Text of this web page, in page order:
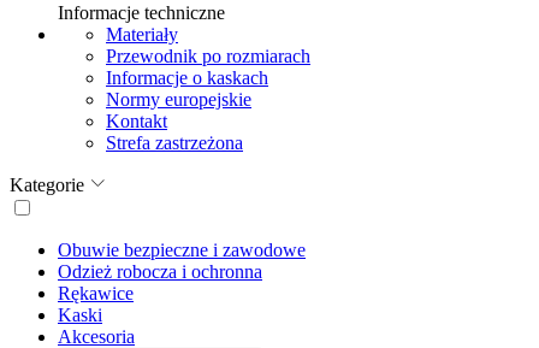
Informacje techniczne
Materiały
Przewodnik po rozmiarach
Informacje o kaskach
Normy europejskie
Kontakt
Strefa zastrzeżona
Kategorie
Obuwie bezpieczne i zawodowe
Odzież robocza i ochronna
Rękawice
Kaski
Akcesoria